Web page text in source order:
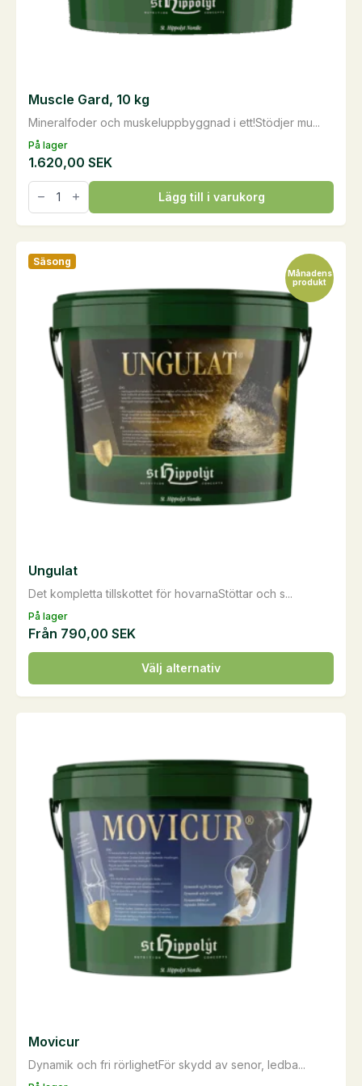
På lager
Mineralfoder och muskeluppbyggnad i ett!Stödjer mu...
Muscle Gard, 10 kg
1.620,00 SEK
Muscle
Gard,
10
kg
Lägg till i varukorg
På lager
Säsong
Månadens
produkt
Det kompletta tillskottet för hovarnaStöttar och s...
Ungulat
Från 790,00 SEK
Välj alternativ
Den
här
produkten
varianter.
olika
alternativen
produktsidan
Dynamik och fri rörlighetFör skydd av senor, ledba...
Movicur